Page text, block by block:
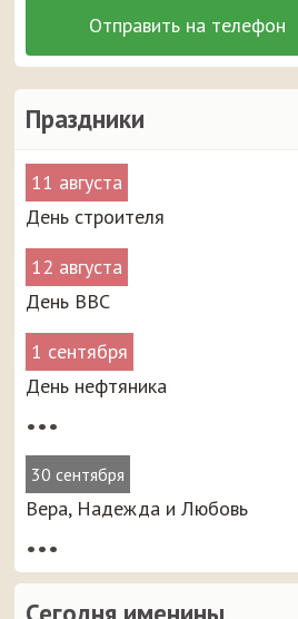
Праздники
11 августа
День строителя
12 августа
День ВВС
1 сентября
День нефтяника
•••
30 сентября
Вера, Надежда и Любовь
•••